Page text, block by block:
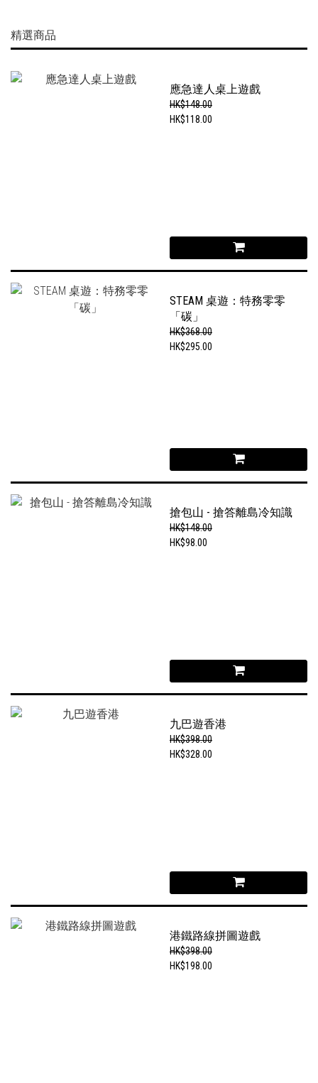
精選商品
應急達人桌上遊戲
HK$148.00
HK$118.00
STEAM 桌遊：特務零零
「碳」
HK$368.00
HK$295.00
搶包山 - 搶答離島冷知識
HK$148.00
HK$98.00
九巴遊香港
HK$398.00
HK$328.00
港鐵路線拼圖遊戲
HK$398.00
HK$198.00